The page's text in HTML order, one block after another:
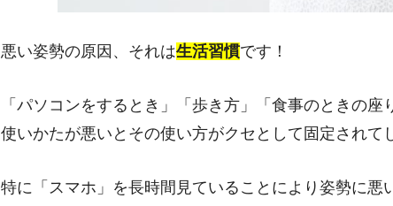
悪い姿勢の原因、それは生活習慣です！
「パソコンをするとき」「歩き方」「食事のときの
使いかたが悪いとその使い方がクセとして固定されて
特に「スマホ」を長時間見ていることにより姿勢に悪